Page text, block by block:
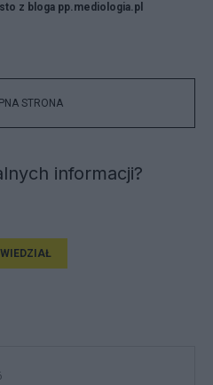
z bloga pp.mediologia.pl
STRONA
informacji?